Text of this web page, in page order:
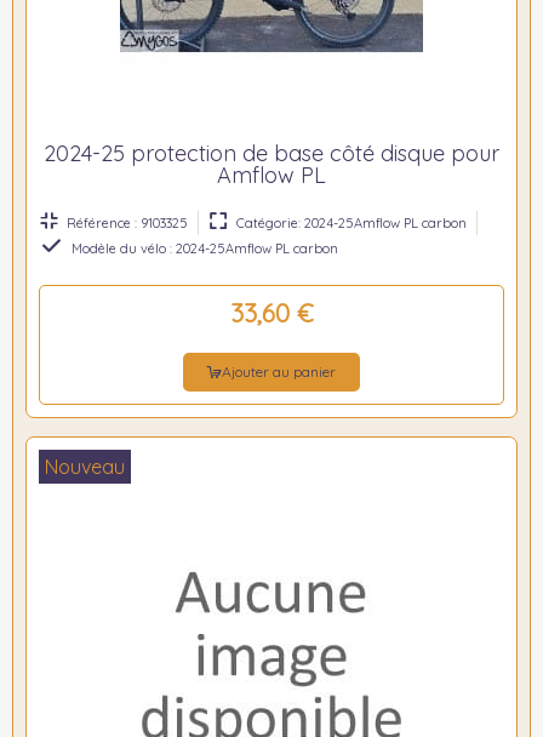
2024-25 protection de base côté disque pour
Amflow PL
Référence : 9103325
Catégorie: 2024-25Amflow PL carbon
Modèle du vélo : 2024-25Amflow PL carbon
33,60 €
Ajouter au panier
Nouveau